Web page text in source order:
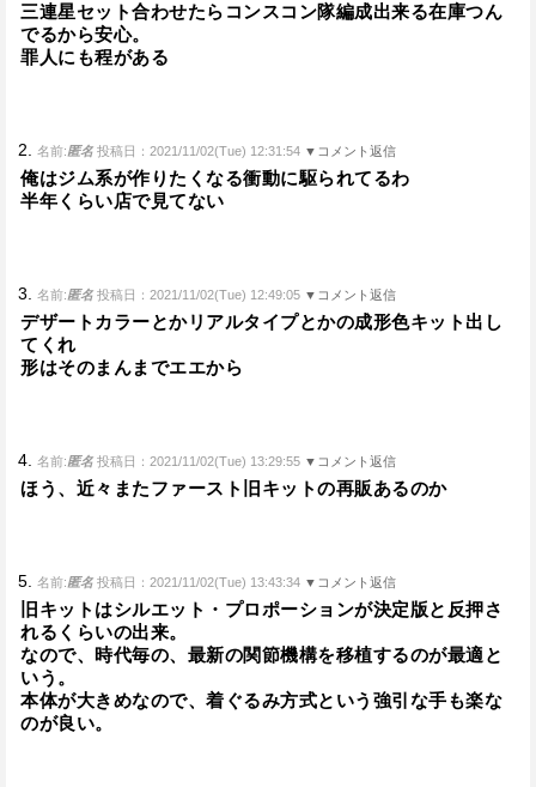
三連星セット合わせたらコンスコン隊編成出来る在庫つん
でるから安心。
罪人にも程がある
2. 名前:匿名 投稿日：2021/11/02(Tue) 12:31:54 ▼コメント返信
俺はジム系が作りたくなる衝動に駆られてるわ
半年くらい店で見てない
3. 名前:匿名 投稿日：2021/11/02(Tue) 12:49:05 ▼コメント返信
デザートカラーとかリアルタイプとかの成形色キット出し
てくれ
形はそのまんまでエエから
4. 名前:匿名 投稿日：2021/11/02(Tue) 13:29:55 ▼コメント返信
ほう、近々またファースト旧キットの再販あるのか
5. 名前:匿名 投稿日：2021/11/02(Tue) 13:43:34 ▼コメント返信
旧キットはシルエット・プロポーションが決定版と反押さ
れるくらいの出来。
なので、時代毎の、最新の関節機構を移植するのが最適と
いう。
本体が大きめなので、着ぐるみ方式という強引な手も楽な
のが良い。